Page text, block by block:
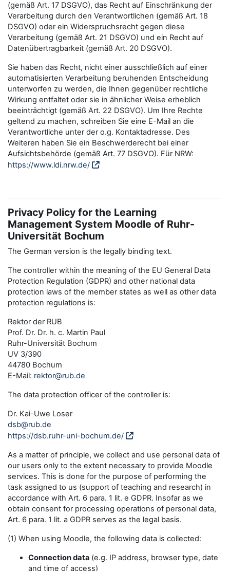
(gemäß Art. 17 DSGVO), das Recht auf Einschränkung der
Verarbeitung durch den Verantwortlichen (gemäß Art. 18
DSGVO) oder ein Widerspruchsrecht gegen diese
Verarbeitung (gemäß Art. 21 DSGVO) und ein Recht auf
Datenübertragbarkeit (gemäß Art. 20 DSGVO).
Sie haben das Recht, nicht einer ausschließlich auf einer
automatisierten Verarbeitung beruhenden Entscheidung
unterworfen zu werden, die Ihnen gegenüber rechtliche
Wirkung entfaltet oder sie in ähnlicher Weise erheblich
beeinträchtigt (gemäß Art. 22 DSGVO). Um Ihre Rechte
geltend zu machen, schreiben Sie eine E-Mail an die
Verantwortliche unter der o.g. Kontaktadresse. Des
Weiteren haben Sie ein Beschwerderecht bei einer
Aufsichtsbehörde (gemäß Art. 77 DSGVO). Für NRW:
https://www.ldi.nrw.de/
Privacy Policy for the Learning
Management System Moodle of Ruhr-
Universität Bochum
The German version is the legally binding text.
The controller within the meaning of the EU General Data
Protection Regulation (GDPR) and other national data
protection laws of the member states as well as other data
protection regulations is:
Rektor der RUB
Prof. Dr. Dr. h. c. Martin Paul
Ruhr-Universität Bochum
UV 3/390
44780 Bochum
E-Mail: rektor@rub.de
The data protection officer of the controller is:
Dr. Kai-Uwe Loser
dsb@rub.de
https://dsb.ruhr-uni-bochum.de/
As a matter of principle, we collect and use personal data of
our users only to the extent necessary to provide Moodle
services. This is done for the purpose of performing the
task assigned to us (support of teaching and research) in
accordance with Art. 6 para. 1 lit. e GDPR. Insofar as we
obtain consent for processing operations of personal data,
Art. 6 para. 1 lit. a GDPR serves as the legal basis.
(1) When using Moodle, the following data is collected:
Connection data (e.g. IP address, browser type, date
and time of access)